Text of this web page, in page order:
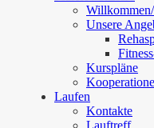
Unsere
Kurspläne
Laufen
Kontakte
Lauftreff